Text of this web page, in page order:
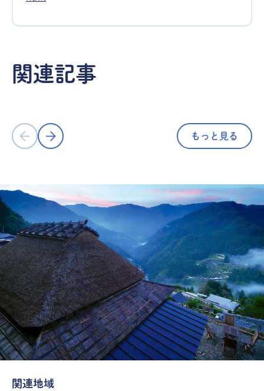
関連記事
林浴を！／奥祖谷観光周遊モノレール
(徳島県三好市東祖谷)
もっと見る
関連地域